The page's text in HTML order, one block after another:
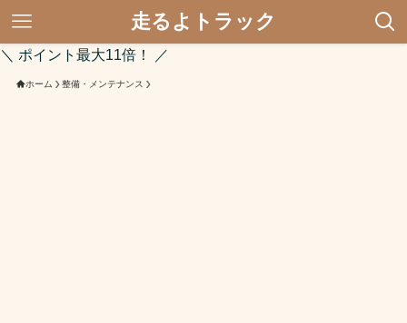
走るよトラック
＼ ポイント最大11倍！ ／
ホーム 整備・メンテナンス